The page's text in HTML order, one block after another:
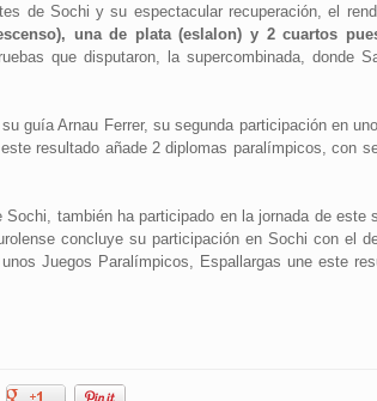
de Sochi y su espectacular recuperación, el
una de plata (eslalon) y 2 cuartos
que disputaron, la supercombinada, donde
guía Arnau Ferrer, su segunda participación en
resultado añade 2 diplomas paralímpicos, con
Sochi, también ha participado en la jornada de este
concluye su participación en Sochi con el
Juegos Paralímpicos, Espallargas une este